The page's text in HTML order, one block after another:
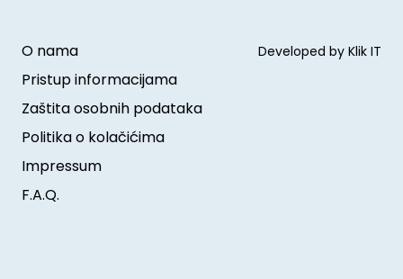
O nama
Pristup informacijama
Zaštita osobnih podataka
Politika o kolačićima
Impressum
F.A.Q.
Developed by Klik IT